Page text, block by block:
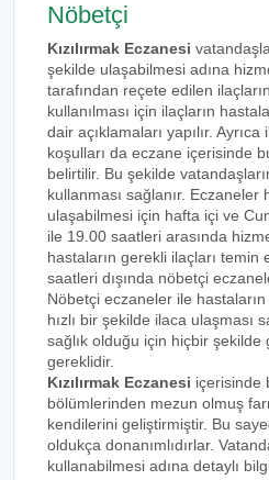
Nöbetçi
Kızılırmak Eczanesi
şekilde ulaşabilmesi adına
tarafından reçete edilen
kullanılması için ilaçların
dair açıklamaları yapılır.
koşulları da eczane içerisinde
belirtilir. Bu şekilde
kullanması sağlanır. Eczaneler
ulaşabilmesi için hafta içi ve
ile 19.00 saatleri arasında
hastaların gerekli ilaçları temin
saatleri dışında nöbetçi
Nöbetçi eczaneler ile
hızlı bir şekilde ilaca ulaşması
sağlık olduğu için hiçbir şekilde
gereklidir.
Kızılırmak Eczanesi içerisinde
bölümlerinden mezun olmuş
kendilerini geliştirmiştir. Bu
oldukça donanımlıdırlar.
kullanabilmesi adına detaylı